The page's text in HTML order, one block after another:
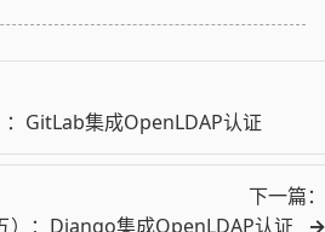
：GitLab集成OpenLDAP认证
下一篇：
）：Django集成OpenLDAP认证
→